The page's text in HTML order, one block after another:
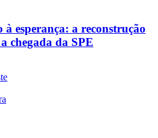
esperança: a reconstrução
chegada da SPE